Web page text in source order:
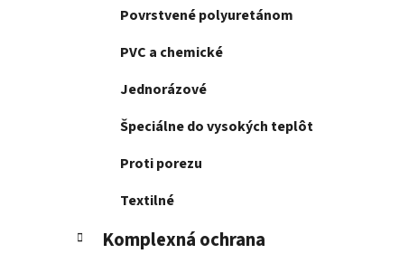
Povrstvené polyuretánom
PVC a chemické
Jednorázové
Špeciálne do vysokých teplôt
Proti porezu
Textilné
Komplexná ochrana